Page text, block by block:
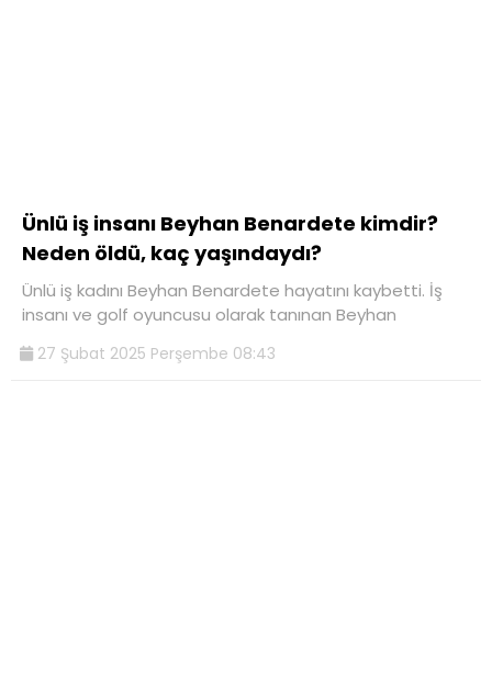
Ünlü iş insanı Beyhan Benardete kimdir?
Neden öldü, kaç yaşındaydı?
Ünlü iş kadını Beyhan Benardete hayatını kaybetti. İş
insanı ve golf oyuncusu olarak tanınan Beyhan
27 Şubat 2025 Perşembe 08:43